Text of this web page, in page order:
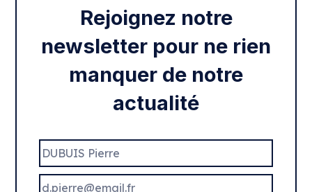
Rejoignez notre
newsletter pour ne rien
manquer de notre
actualité